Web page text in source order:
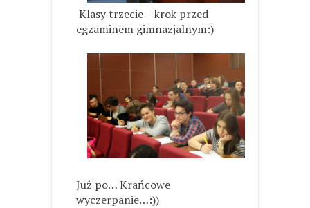
Klasy trzecie – krok przed
egzaminem gimnazjalnym:)
Już po… Krańcowe
wyczerpanie…:))